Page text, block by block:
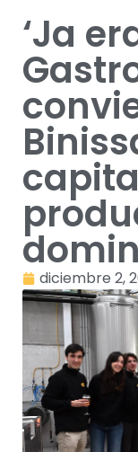
‘Ja
diciembre 2,